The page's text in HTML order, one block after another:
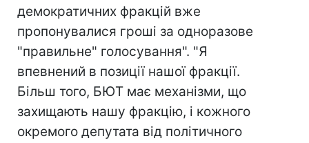
демократичних фракцій вже
пропонувалися гроші за одноразове
"правильне" голосування". "Я
впевнений в позиції нашої фракції.
Більш того, БЮТ має механізми, що
захищають нашу фракцію, і кожного
окремого депутата від політичного